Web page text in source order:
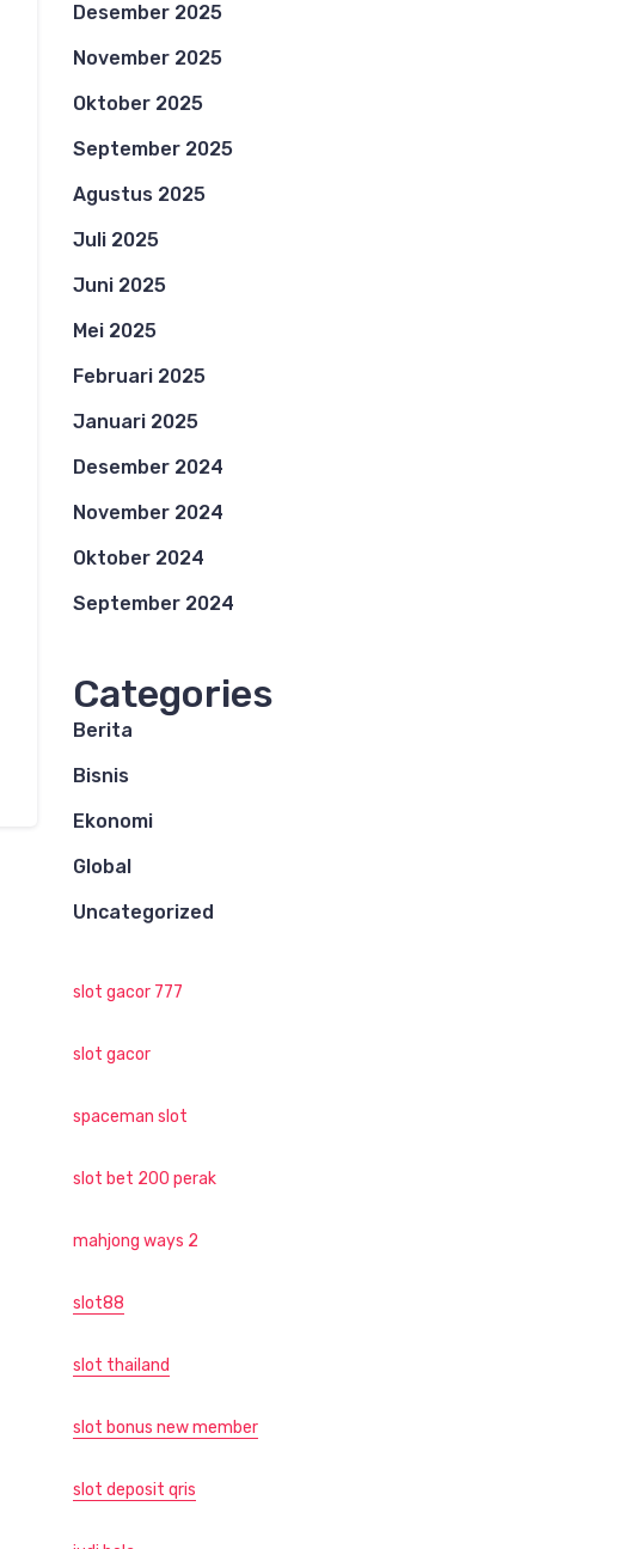
Desember 2025
November 2025
Oktober 2025
September 2025
Agustus 2025
Juli 2025
Juni 2025
Mei 2025
Februari 2025
Januari 2025
Desember 2024
November 2024
Oktober 2024
September 2024
Categories
Berita
Bisnis
Ekonomi
Global
Uncategorized
slot gacor 777
slot gacor
spaceman slot
slot bet 200 perak
mahjong ways 2
slot88
slot thailand
slot bonus new member
slot deposit qris